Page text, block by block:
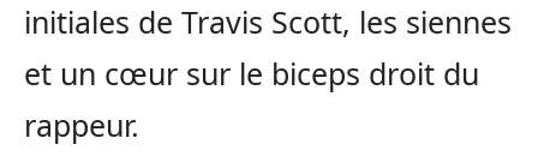
initiales de Travis Scott, les siennes
et un cœur sur le biceps droit du
rappeur.